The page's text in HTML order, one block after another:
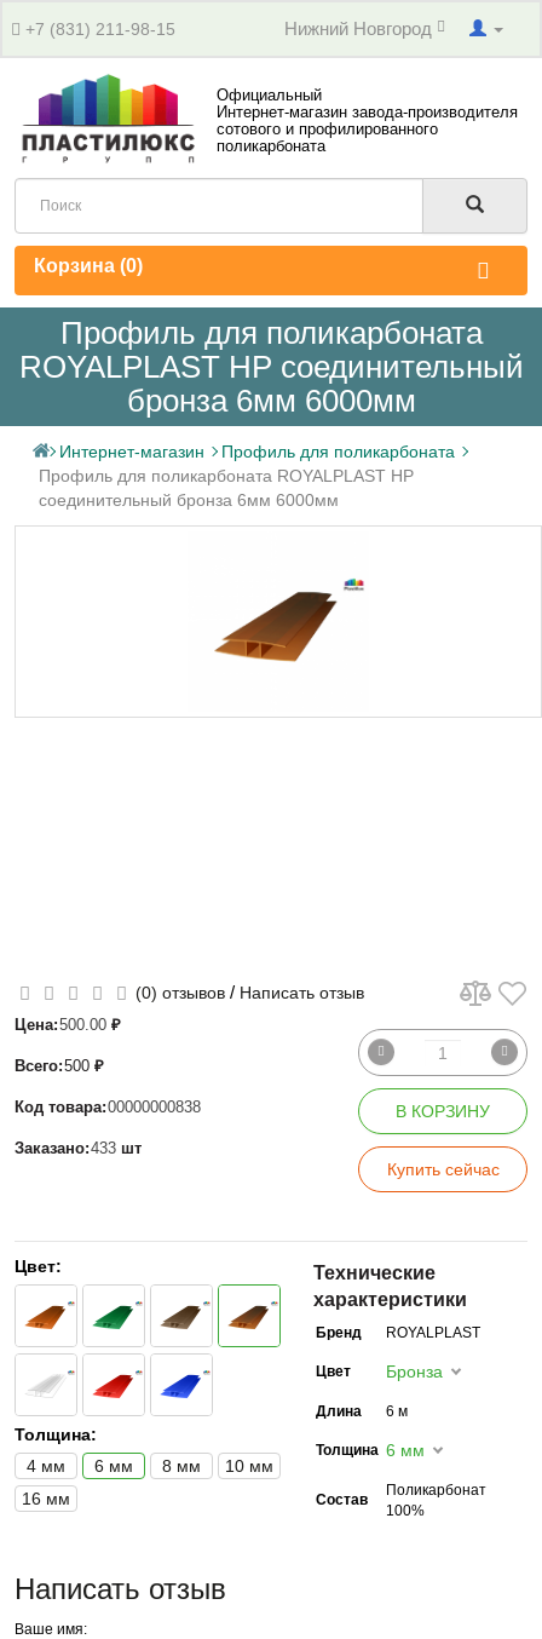
+7 (831) 211-98-15 Нижний Новгород
Официальный
Интернет-магазин завода-производителя
сотового и профилированного
поликарбоната
Корзина (0)
Профиль для поликарбоната
ROYALPLAST HP соединительный
бронза 6мм 6000мм
Интернет-магазин
Профиль для поликарбоната
Профиль для поликарбоната ROYALPLAST HP
соединительный бронза 6мм 6000мм
(0) отзывов / Написать отзыв
Цена:500.00 ₽
Всего:500 ₽
Код товара:00000000838
Заказано:433 шт
В КОРЗИНУ
Купить сейчас
Цвет:
Толщина:
4 мм
6 мм 8 мм
10 мм
16 мм
Технические
характеристики
Бренд ROYALPLAST
Цвет Бронза
Длина 6 м
Толщина 6 мм
Состав
Поликарбонат
100%
Написать отзыв
Ваше имя: